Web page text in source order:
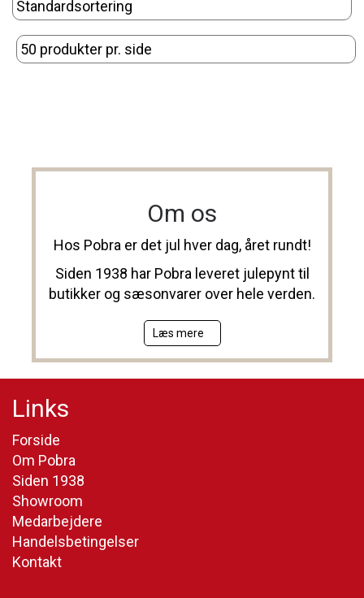
Om os
Hos Pobra er det jul hver dag, året rundt!
Siden 1938 har Pobra leveret julepynt til
butikker og sæsonvarer over hele verden.
Læs mere
Links
Forside
Om Pobra
Siden 1938
Showroom
Medarbejdere
Handelsbetingelser
Kontakt